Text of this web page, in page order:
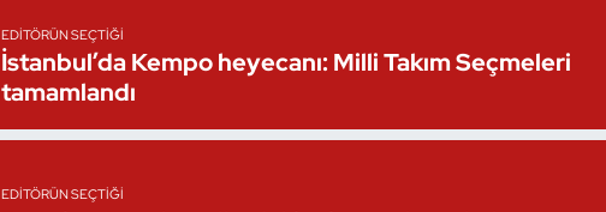
EDITÖRÜN SEÇTIĞI
İstanbul’da Kempo heyecanı: Milli Takım Seçmeleri
tamamlandı
EDITÖRÜN SEÇTIĞI